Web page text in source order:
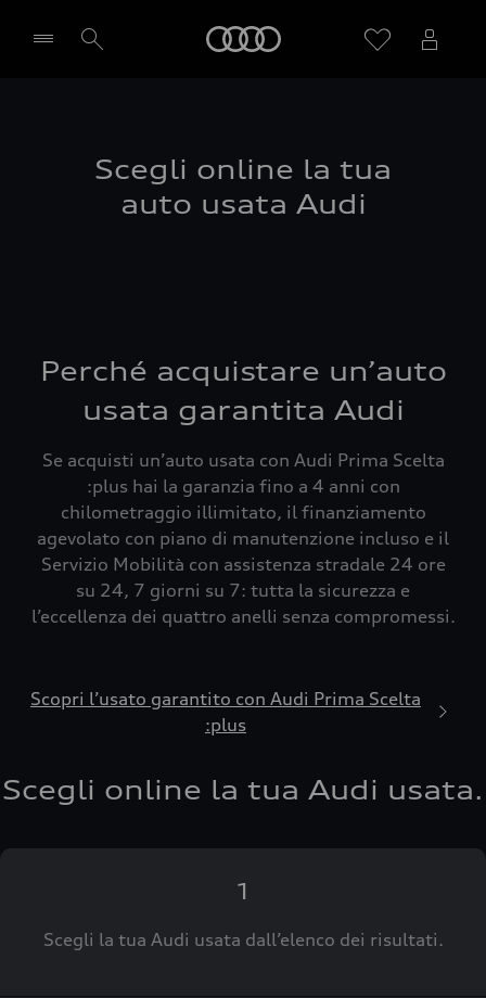
Scegli online la tua
auto usata Audi
Perché acquistare un’auto
usata garantita Audi
Se acquisti un’auto usata con Audi Prima Scelta
:plus hai la garanzia fino a 4 anni con
chilometraggio illimitato, il finanziamento
agevolato con piano di manutenzione incluso e il
Servizio Mobilità con assistenza stradale 24 ore
su 24, 7 giorni su 7: tutta la sicurezza e
l’eccellenza dei quattro anelli senza compromessi.
Scopri l’usato garantito con Audi Prima Scelta
:plus
Scegli online la tua Audi usata.
1
Scegli la tua Audi usata dall’elenco dei risultati.